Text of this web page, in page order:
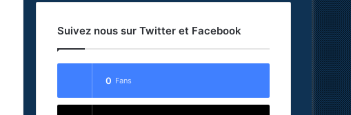
Suivez nous sur Twitter et Facebook
0 Fans